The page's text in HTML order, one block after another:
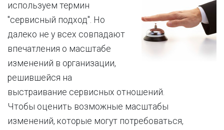
используем термин
"сервисный подход". Но
далеко не у всех совпадают
впечатления о масштабе
изменений в организации,
решившейся на
выстраивание сервисных отношений.
Чтобы оценить возможные масштабы
изменений, которые могут потребоваться,